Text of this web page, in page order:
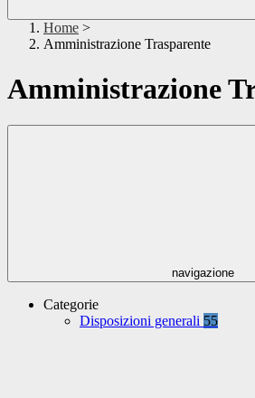
Home >
Amministrazione Trasparente
Amministrazione
navigazione
Categorie
Disposizioni generali 55